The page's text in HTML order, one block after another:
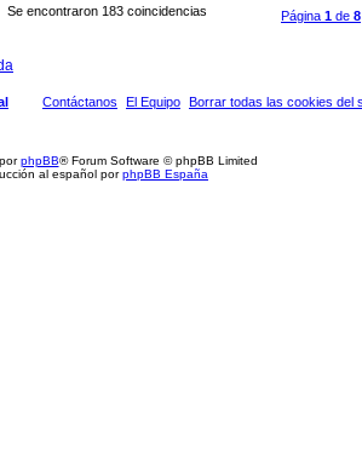
Se encontraron 183 coincidencias Página 1 de 8
Borrar todas las cookies del
El Equipo
Contáctanos
phpBB® Forum Software © phpBB Limited
al español porphpBB España